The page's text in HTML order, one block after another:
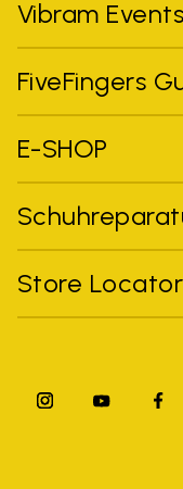
Vibram Events
FiveFingers
E-SHOP
Store Locator